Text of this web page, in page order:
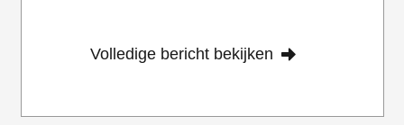
Volledige bericht bekijken